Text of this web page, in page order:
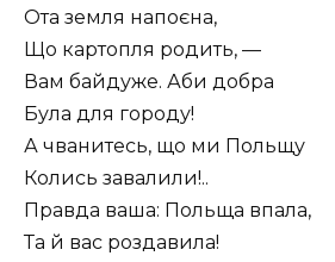
Ота земля напоєна,
Що картопля родить, —
Вам байдуже. Аби добра
Була для городу!
А чванитесь, що ми Польщу
Колись завалили!..
Правда ваша: Польща впала,
Та й вас роздавила!